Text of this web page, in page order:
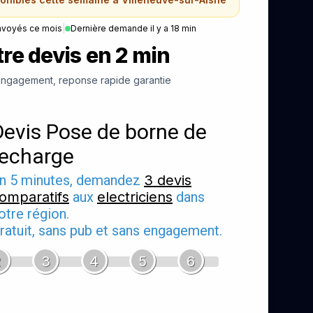
ce mois Dernière demande il y a 18 min
devis en 2 min
reponse rapide garantie
Pose de borne de
5 minutes, demandez 3 devis
aux electriciens dans
région.
sans pub et sans engagement.
3 4 5 6